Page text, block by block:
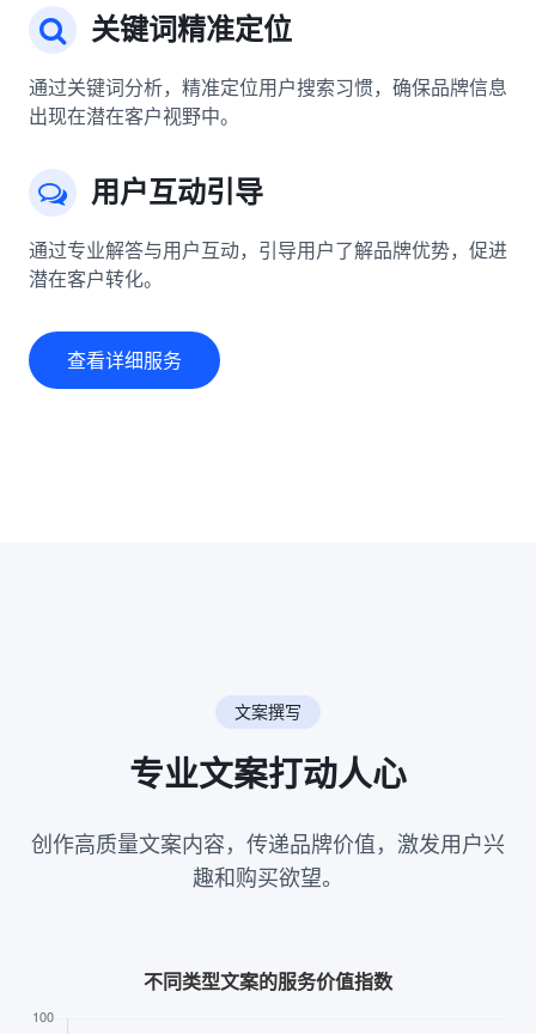
关键词精准定位
通过关键词分析，精准定位用户搜索习惯，确保品牌信息
出现在潜在客户视野中。
用户互动引导
通过专业解答与用户互动，引导用户了解品牌优势，促进
潜在客户转化。
查看详细服务
文案撰写
专业文案打动人心
创作高质量文案内容，传递品牌价值，激发用户兴
趣和购买欲望。